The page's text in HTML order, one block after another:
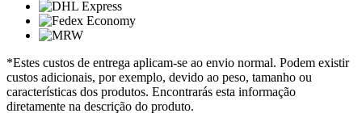
*Estes custos de entrega aplicam-se ao envio normal. Podem existir
custos adicionais, por exemplo, devido ao peso, tamanho ou
características dos produtos. Encontrarás esta informação
diretamente na descrição do produto.